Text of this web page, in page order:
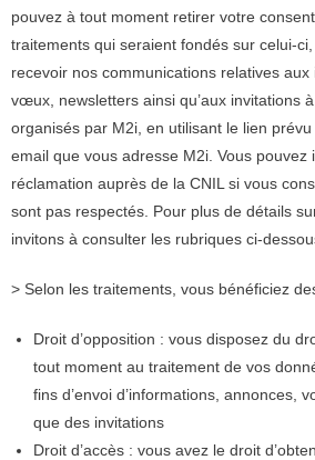
pouvez à tout moment retirer votre
traitements qui seraient fondés sur celui-
recevoir nos communications relatives aux
vœux, newsletters ainsi qu’aux invitations
organisés par M2i, en utilisant le lien
email que vous adresse M2i. Vous pouvez
réclamation auprès de la CNIL si vous
sont pas respectés. Pour plus de détails
invitons à consulter les rubriques ci-
> Selon les traitements, vous bénéficiez
Droit d’opposition : vous disposez du
tout moment au traitement de vos
fins d’envoi d’informations, annonces,
que des invitations
Droit d’accès : vous avez le droit